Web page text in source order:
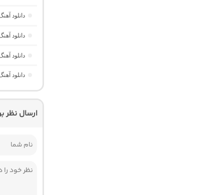
دانلود
دانلود
دانلود
دانلود
ارسال نظر